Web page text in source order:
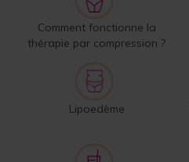
Comment fonctionne la
thérapie par compression ?
Lipoedème